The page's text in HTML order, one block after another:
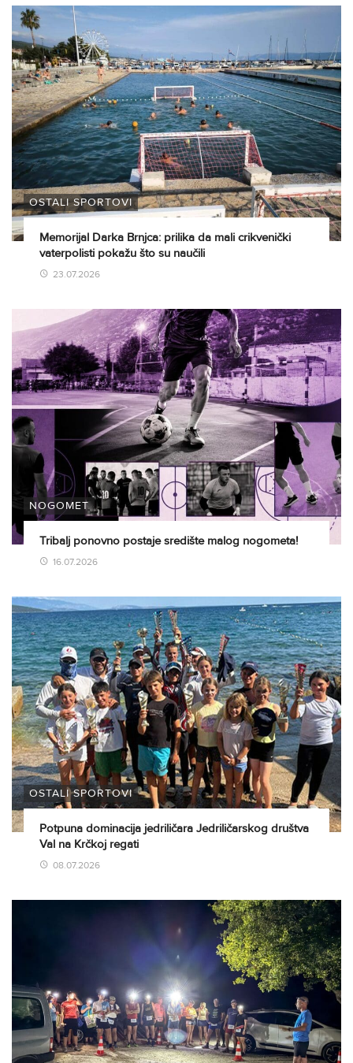
OSTALI SPORTOVI
Memorijal Darka Brnjca: prilika da mali crikvenički
vaterpolisti pokažu što su naučili
23.07.2026
NOGOMET
Tribalj ponovno postaje središte malog nogometa!
16.07.2026
OSTALI SPORTOVI
Potpuna dominacija jedriličara Jedriličarskog društva
Val na Krčkoj regati
08.07.2026